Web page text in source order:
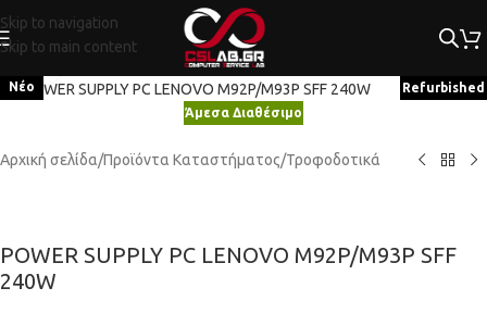
Skip to navigation
Skip to main content
Νέο
Κλικ για μεγέθυνση
Refurbished
Άμεσα Διαθέσιμο
Αρχική σελίδα/Προϊόντα Καταστήματος/Τροφοδοτικά
POWER SUPPLY PC LENOVO M92P/M93P SFF
240W